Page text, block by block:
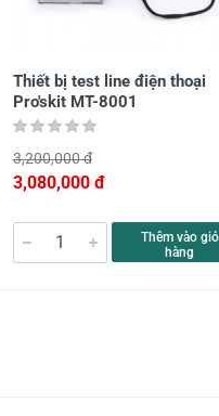
Thiết bị test line điện thoại
Pro'skit MT-8001
3,200,000 đ
3,080,000 đ
Thêm vào giỏ
hàng